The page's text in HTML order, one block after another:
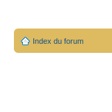
Index du forum